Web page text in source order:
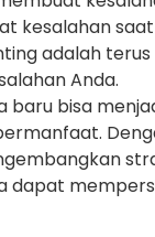
kesalahan
adalah
Anda.
baru bisa
dapat